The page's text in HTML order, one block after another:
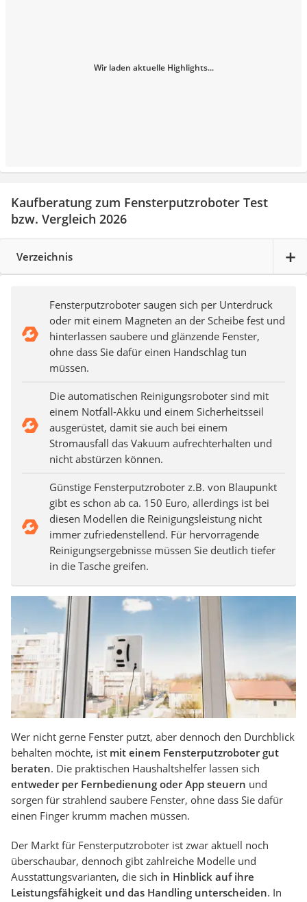
Wir laden aktuelle Highlights...
Kaufberatung zum Fensterputzroboter Test
bzw. Vergleich 2026
Verzeichnis
Fensterputzroboter saugen sich per Unterdruck
oder mit einem Magneten an der Scheibe fest und
hinterlassen saubere und glänzende Fenster,
ohne dass Sie dafür einen Handschlag tun
müssen.
Die automatischen Reinigungsroboter sind mit
einem Notfall-Akku und einem Sicherheitsseil
ausgerüstet, damit sie auch bei einem
Stromausfall das Vakuum aufrechterhalten und
nicht abstürzen können.
Günstige Fensterputzroboter z.B. von Blaupunkt
gibt es schon ab ca. 150 Euro, allerdings ist bei
diesen Modellen die Reinigungsleistung nicht
immer zufriedenstellend. Für hervorragende
Reinigungsergebnisse müssen Sie deutlich tiefer
in die Tasche greifen.
Wer nicht gerne Fenster putzt, aber dennoch den Durchblick
behalten möchte, ist mit einem Fensterputzroboter gut
beraten. Die praktischen Haushaltshelfer lassen sich
entweder per Fernbedienung oder App steuern und
sorgen für strahlend saubere Fenster, ohne dass Sie dafür
einen Finger krumm machen müssen.
Der Markt für Fensterputzroboter ist zwar aktuell noch
überschaubar, dennoch gibt zahlreiche Modelle und
Ausstattungsvarianten, die sich in Hinblick auf ihre
Leistungsfähigkeit und das Handling unterscheiden. In